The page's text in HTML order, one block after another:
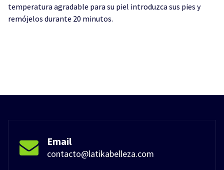
temperatura agradable para su piel introduzca sus pies y
remójelos durante 20 minutos.
Email
contacto@latikabelleza.com